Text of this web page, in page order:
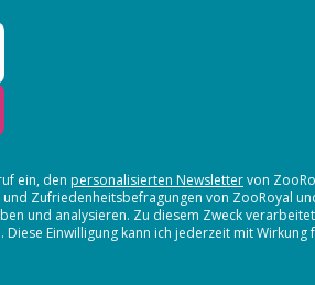
ein, den personalisierten Newslettervon
Zufriedenheitsbefragungen von ZooRoyal
und analysieren. Zu diesem Zweck
Einwilligung kann ich jederzeit mit